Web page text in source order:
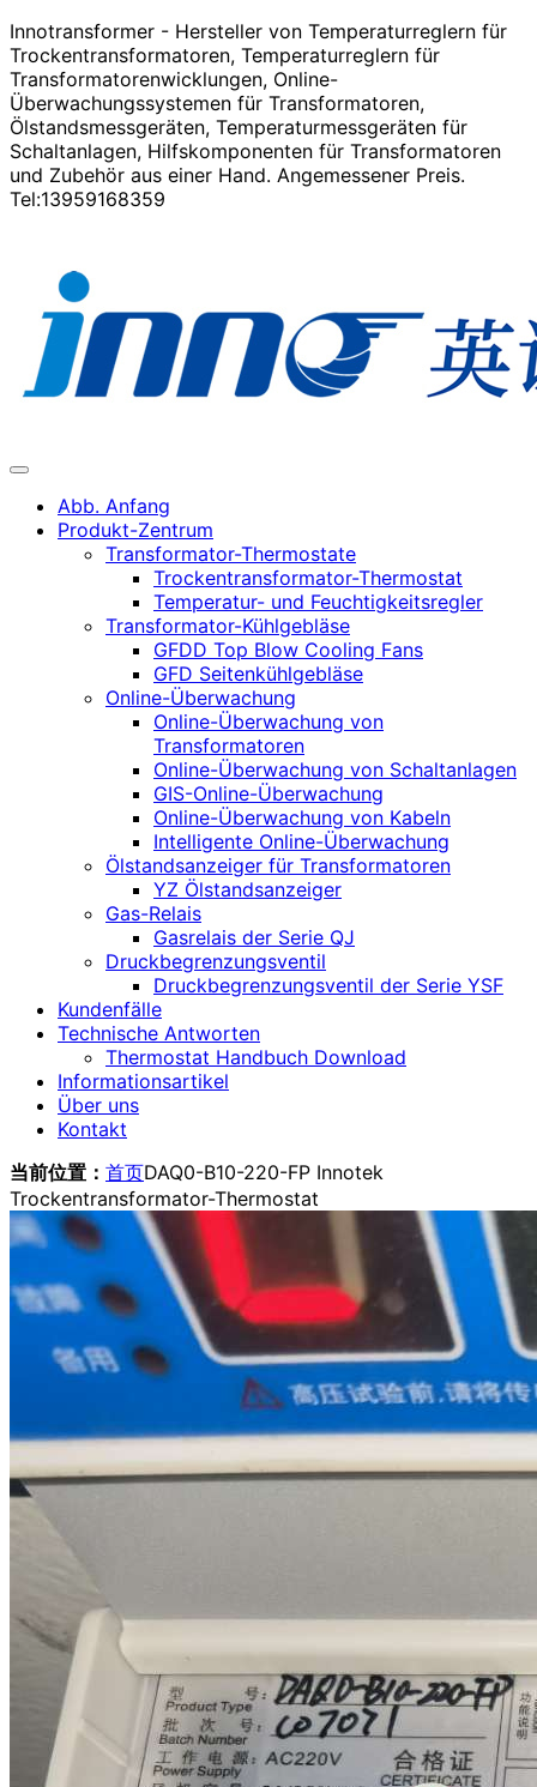
Innotransformer - Hersteller von Temperaturreglern für
Trockentransformatoren, Temperaturreglern für
Transformatorenwicklungen, Online-
Überwachungssystemen für Transformatoren,
Ölstandsmessgeräten, Temperaturmessgeräten für
Schaltanlagen, Hilfskomponenten für Transformatoren
und Zubehör aus einer Hand. Angemessener Preis.
Tel:13959168359
Abb. Anfang
Produkt-Zentrum
Transformator-Thermostate
Trockentransformator-Thermostat
Temperatur- und Feuchtigkeitsregler
Transformator-Kühlgebläse
GFDD Top Blow Cooling Fans
GFD Seitenkühlgebläse
Online-Überwachung
Online-Überwachung von
Transformatoren
Online-Überwachung von Schaltanlagen
GIS-Online-Überwachung
Online-Überwachung von Kabeln
Intelligente Online-Überwachung
Ölstandsanzeiger für Transformatoren
YZ Ölstandsanzeiger
Gas-Relais
Gasrelais der Serie QJ
Druckbegrenzungsventil
Druckbegrenzungsventil der Serie YSF
Kundenfälle
Technische Antworten
Thermostat Handbuch Download
Informationsartikel
Über uns
Kontakt
当前位置： 首页DAQ0-B10-220-FP Innotek
Trockentransformator-Thermostat